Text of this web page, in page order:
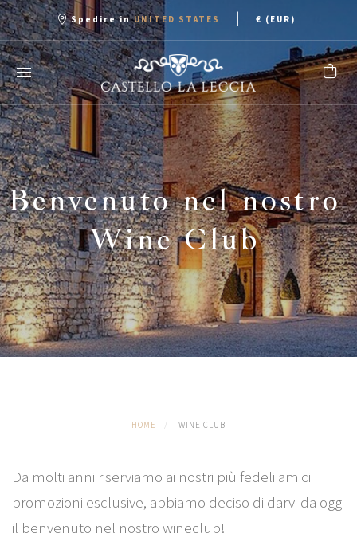
Spedire in UNITED STATES | € (EUR)
Benvenuto nel nostro
Wine Club
HOME WINE CLUB
Da molti anni riserviamo ai nostri più fedeli amici
promozioni esclusive, abbiamo deciso di darvi da oggi
il benvenuto nel nostro wineclub!